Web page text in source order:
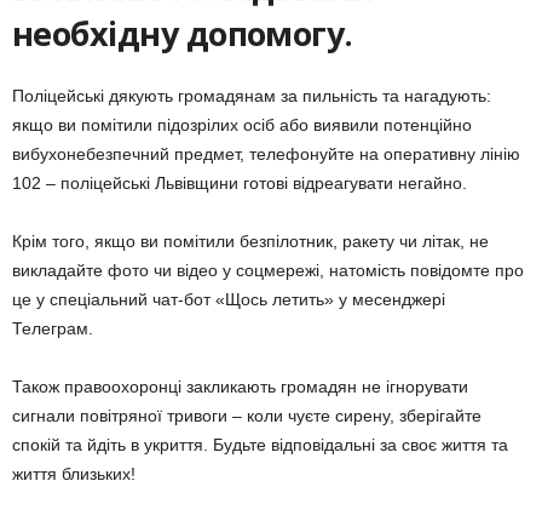
необхідну допомогу.
Поліцейські дякують громадянам за пильність та нагадують:
якщо ви помітили підозрілих осіб або виявили потенційно
вибухонебезпечний предмет, телефонуйте на оперативну лінію
102 – поліцейські Львівщини готові відреагувати негайно.
Крім того, якщо ви помітили безпілотник, ракету чи літак, не
викладайте фото чи відео у соцмережі, натомість повідомте про
це у спеціальний чат-бот «Щось летить» у месенджері
Телеграм.
Також правоохоронці закликають громадян не ігнорувати
сигнали повітряної тривоги – коли чуєте сирену, зберігайте
спокій та йдіть в укриття. Будьте відповідальні за своє життя та
життя близьких!